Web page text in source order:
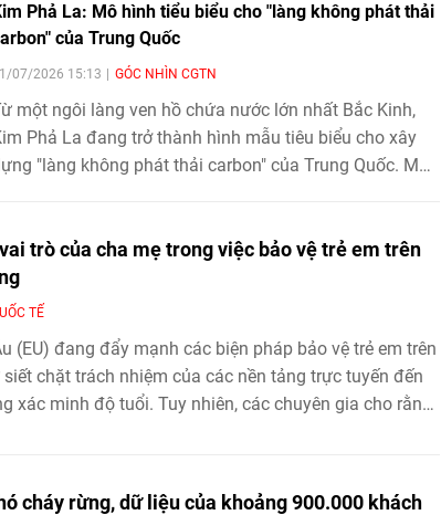
Phả La: Mô hình tiểu biểu cho "làng không phát thải
của Trung Quốc
07/2026 15:13 GÓC NHÌN CGTN
một ngôi làng ven hồ chứa nước lớn nhất Bắc Kinh,
Phả La đang trở thành hình mẫu tiêu biểu cho xây
"làng không phát thải carbon" của Trung Quốc. Mô
mới cho phát triển nông thôn bền vững.
trò của cha mẹ trong việc bảo vệ trẻ em trên
TẾ
(EU) đang đẩy mạnh các biện pháp bảo vệ trẻ em trên
chặt trách nhiệm của các nền tảng trực tuyến đến
xác minh độ tuổi. Tuy nhiên, các chuyên gia cho rằng
cháy rừng, dữ liệu của khoảng 900.000 khách